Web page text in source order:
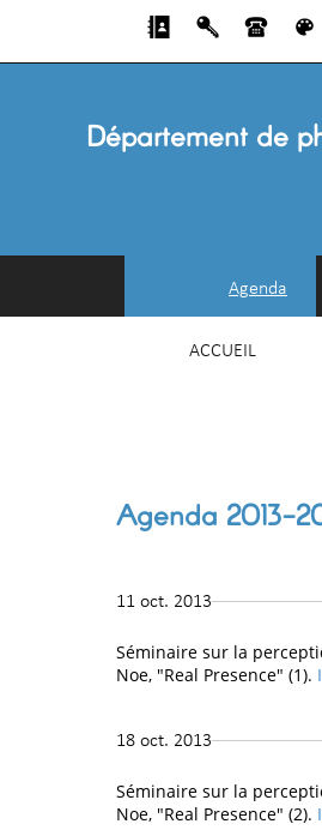
Département de
Agenda
ACCUEIL
Agenda 2013-
11 oct. 2013
Séminaire sur la
Noe, "Real Presence" (1).
18 oct. 2013
Séminaire sur la
Noe, "Real Presence" (2).